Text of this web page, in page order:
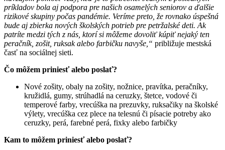
príkladov bola aj podpora pre našich osamelých seniorov a ďalšie
rizikové skupiny počas pandémie. Veríme preto, že rovnako úspešná
bude aj zbierka nových školských potrieb pre petržalské deti. Ak
patríte medzi tých z nás, ktorí si môžeme dovoliť kúpiť nejaký ten
peračník, zošit, ruksak alebo farbičku navyše,“ približuje mestská
časť na sociálnej sieti.
Čo môžem priniesť alebo poslať?
Nové zošity, obaly na zošity, nožnice, pravítka, peračníky,
kružidlá, gumy, strúhadlá na ceruzky, štetce, vodové či
temperové farby, vrecúška na prezuvky, ruksačiky na školské
výlety, vrecúška cez plece na telesnú či písacie potreby ako
ceruzky, perá, farebné perá, fixky alebo farbičky
Kam to môžem priniesť alebo poslať?